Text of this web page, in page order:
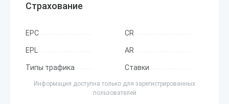
Страхование
EPC CR
EPL AR
Типы трафика Ставки
Информация доступна только для зарегистрированных
пользователей